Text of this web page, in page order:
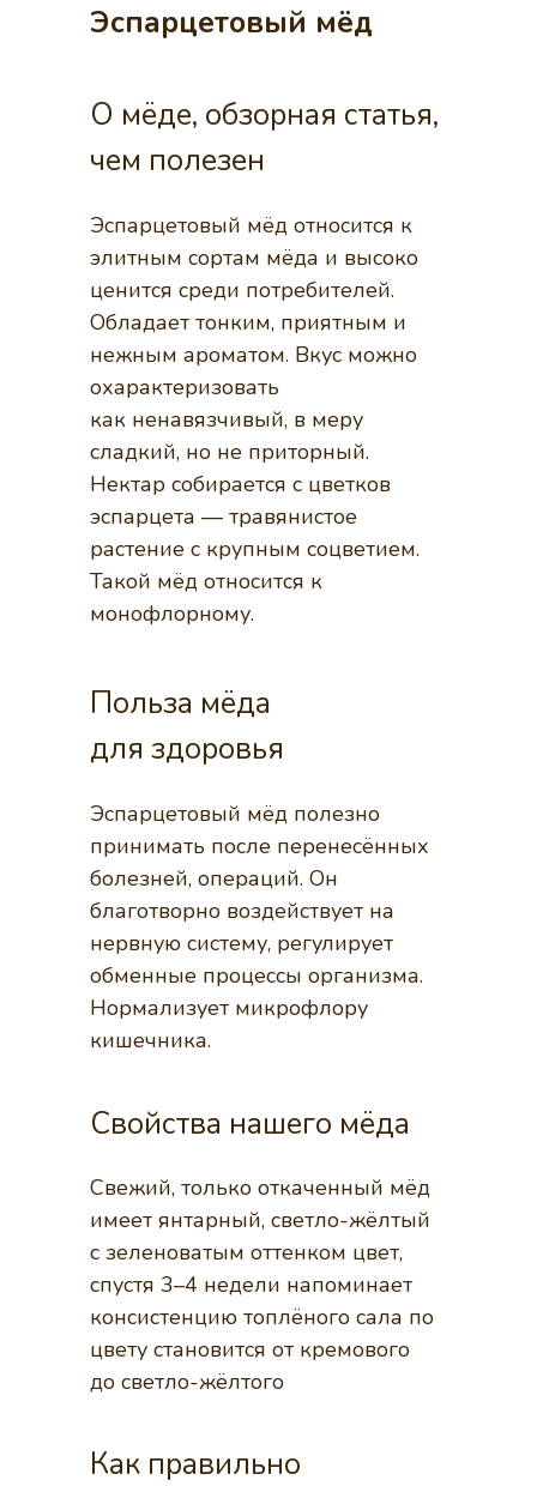
Эспарцетовый мёд
Эспарцетовый мёд относится к
элитным сортам мёда и высоко
ценится среди потребителей.
Обладает тонким, приятным и
нежным ароматом. Вкус можно
охарактеризовать
как ненавязчивый, в меру
сладкий, но не приторный.
Нектар собирается с цветков
эспарцета — травянистое
растение с крупным соцветием.
Такой мёд относится к
монофлорному.
Эспарцетовый мёд полезно
принимать после перенесённых
болезней, операций. Он
благотворно воздействует на
нервную систему, регулирует
обменные процессы организма.
Нормализует микрофлору
кишечника.
О мёде, обзорная статья,
чем полезен
Как правильно
Польза мёда
для здоровья
Свежий, только откаченный мёд
имеет янтарный, светло-жёлтый
с зеленоватым оттенком цвет,
спустя 3–4 недели напоминает
консистенцию топлёного сала по
цвету становится от кремового
до светло-жёлтого
Свойства нашего мёда